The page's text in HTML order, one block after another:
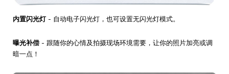
内置闪光灯 - 自动电子闪光灯，也可设置无闪光灯模式。
曝光补偿 - 跟随你的心情及拍摄现场环境需要，让你的照片加亮或调
暗一点！